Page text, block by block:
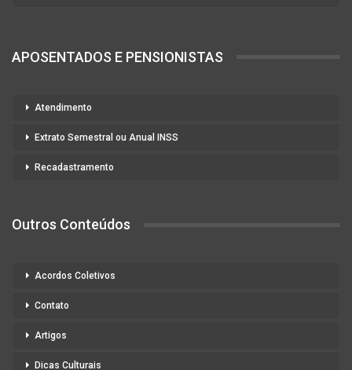
APOSENTADOS E PENSIONISTAS
Atendimento
Extrato Semestral ou Anual INSS
Recadastramento
Outros Conteúdos
Acordos Coletivos
Contato
Artigos
Dicas Culturais